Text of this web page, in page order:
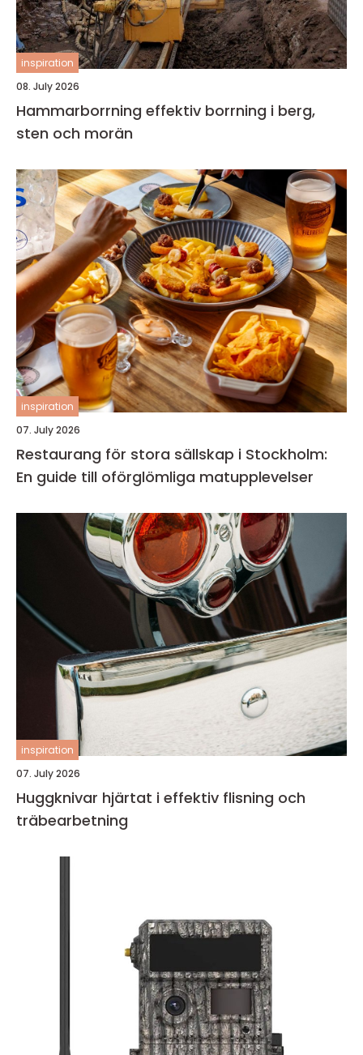
inspiration
08. July 2026
Hammarborrning effektiv borrning i berg,
sten och morän
inspiration
07. July 2026
Restaurang för stora sällskap i Stockholm:
En guide till oförglömliga matupplevelser
inspiration
07. July 2026
Huggknivar hjärtat i effektiv flisning och
träbearbetning